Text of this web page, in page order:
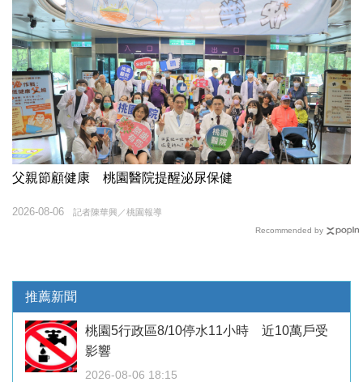
父親節顧健康 桃園醫院提醒泌尿保健
記者陳華興／桃園報導
2026-08-06
Recommended by
推薦新聞
桃園5行政區8/10停水11小時 近10萬戶受
影響
2026-08-06 18:15